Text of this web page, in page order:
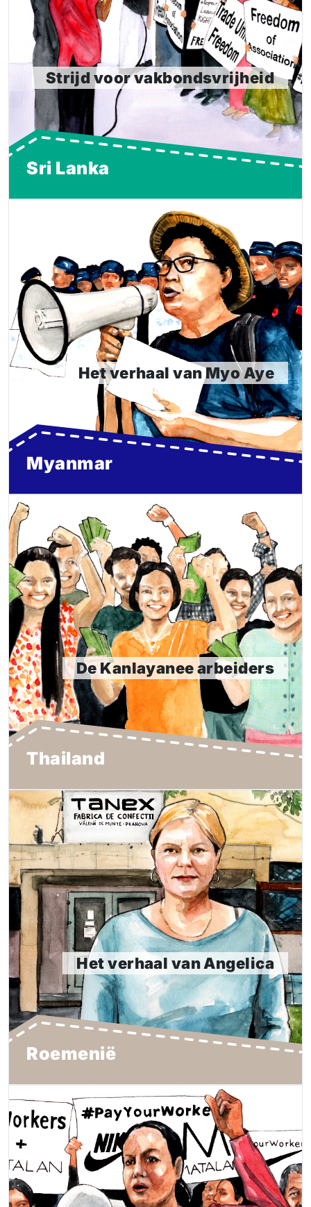
Strijd voor vakbondsvrijheid
Sri Lanka
fabriek in Sri Lanka voet bij stuk. Met de steun van
duizenden activisten wereldwijd wisten de
kledingarbeiders het voor elkaar te krijgen dat hun
fabrieksvakbond in maart 2021 erkend werd.
Lees meer
Het verhaal van Myo Aye
Myanmar
Het verhaal van Myo Aye
Al jarenlang vecht Daw Myo Aye uit Myanmar (Birma)
voor arbeidsrechten, vakbondsvrijheid en de rechten
van minderheden en kwetsbare groepen. Deze missie
moest ze duur bekopen toen het leger in februari 2021
een staatsgreep pleegde en haar gevangen nam.
Lees meer
De Kanlayanee arbeiders
Thailand
De Kanlayanee arbeiders
In de kleine Kanlayanee-fabriek in Thailand werkten 26
arbeidsmigranten uit Myanmar (Birma). Jarenlang
werden ze uitgebuit. De arbeiders lieten het er niet bij
zitten en vochten voor hun ten onrechte ingehouden
loon.
Lees meer
Het verhaal van Angelica
Roemenië
Het verhaal van Angelica
De Roemeense Angelica Manole had nooit gedacht dat
haar bericht op sociale media zoveel teweeg zou
brengen. Haar werkgever, de Tanex kledingfabriek,
hield in 2020 zonder opgaaf van reden de helft van
haar loon in. Angelica liet het er niet bij zitten en
plaatste een foto van haar loonstrookje online.
Lees meer
De Ramatex zaak
Jarenlang maakten de kledingarbeiders van de Violet
Apparel fabriek in Phnom Penh kleding voor Nike en
andere merken. Maar in juli 2020 sloot de fabriek van